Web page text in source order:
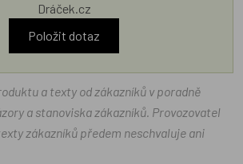
Dráček.cz
Položit dotaz
a texty od zákazníků v poradně
a stanoviska zákazníků. Provozovatel
zákazníků předem neschvaluje ani